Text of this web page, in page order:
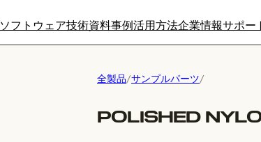
ソフトウェア技術資料事例活用方法企業情報サポー
全製品/サンプルパーツ/
POLISHED